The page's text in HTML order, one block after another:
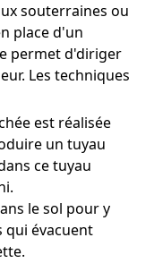
souterraines ou
place d'un
permet d'diriger
Les techniques
est réalisée
un tuyau
ce tuyau
le sol pour y
qui évacuent